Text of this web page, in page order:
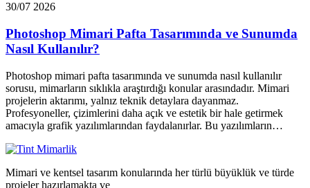
30/07 2026
Photoshop Mimari Pafta Tasarımında ve Sunumda
Nasıl Kullanılır?
Photoshop mimari pafta tasarımında ve sunumda nasıl kullanılır
sorusu, mimarların sıklıkla araştırdığı konular arasındadır. Mimari
projelerin aktarımı, yalnız teknik detaylara dayanmaz.
Profesyoneller, çizimlerini daha açık ve estetik bir hale getirmek
amacıyla grafik yazılımlarından faydalanırlar. Bu yazılımların…
Mimari ve kentsel tasarım konularında her türlü büyüklük ve türde
projeler hazırlamakta ve